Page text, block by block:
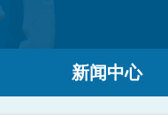
新闻中心